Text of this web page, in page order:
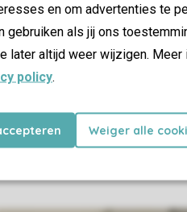
en om advertenties te
gebruiken als jij ons
later altijd weer wijzigen. Meer
policy.
Weiger alle